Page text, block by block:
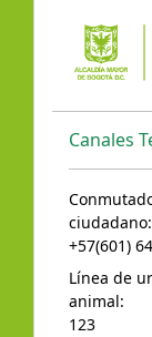
Canales
ciudadano:
+57(601)
Línea de
animal:
123